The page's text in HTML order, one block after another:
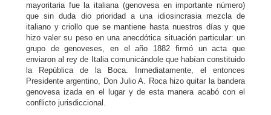
mayoritaria fue la italiana (genovesa en importante número)
que sin duda dio prioridad a una idiosincrasia mezcla de
italiano y criollo que se mantiene hasta nuestros días y que
hizo valer su peso en una anecdótica situación particular: un
grupo de genoveses, en el año 1882 firmó un acta que
enviaron al rey de Italia comunicándole que habían constituido
la República de la Boca. Inmediatamente, el entonces
Presidente argentino, Don Julio A. Roca hizo quitar la bandera
genovesa izada en el lugar y de esta manera acabó con el
conflicto jurisdiccional.